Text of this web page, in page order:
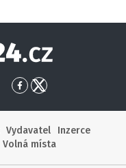
Globe24
Přejít
Facebook
Přejít
X
Vydavatel
Inzerce
Volná místa